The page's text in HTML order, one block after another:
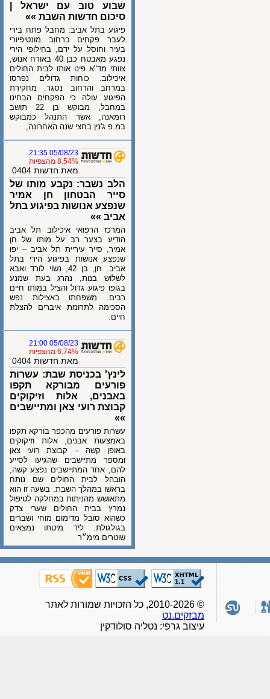
שבוע טוב עם ישראל |
סיכום חדשות השבת »»
פיגוע בתל אביב: מחבל פתח בירי
לעבר פקחים ברחוב מונטיפיורי
בעיר וחוסל על ידם, בחילופי הירי
נפגע מאבטח כבן 40 באורח אנוש,
צוותי מד"א פינו אותו לבית החולים
איכילוב. כוחות גדולים נפרסו
במרחב והרחוב נסגר. מחקירת
הפיגוע עולה כי הפקחים הבחינו
במחבל, מבוקש בן 22 תושב
רומאנה, אשר התנהל כמבוקש
במ.פ ג'נין בחצי שנה האחרונה,
05/08/23 21:35
8.54% מהצפיות
מאת חדשות 0404
הלב נשבר: נקבע מותו של
סייר הבטחון חן אמיר
שנפצע אנושות בפיגוע בתל
אביב »»
המרכז הרפואי איכילוב תל אביב
הודיע בצער רב על מותו של חן
אמיר, סייר עיריית תל אביב – יפו
שנפצע אנושות בפיגוע הירי בתל
אביב. חן, בן 42, נשוי לורד ואבא
לשלוש בנות, נהרג בעת שמנע
בגופו פיגוע גדול והציל במותו חיים
רבים. משפחתו באצילות נפש
הסכימה לתרומת איברים להצלת
חיים.
05/08/23 21:00
6.74% מהצפיות
מאת חדשות 0404
לינץ' בכניסת שבת: עשרות
פורעים מבורקא תקפו
באבנים, אלות וזיקוקים
קבוצת רועי צאן ומתיישבים
עשרות פורעים מהכפר בורקא תקפו
באמצעות אבנים, אלות וזיקוקים
באופן קשה – קבוצת רועי צאן
ומספר מתיישבים שהגיעו לסייע
להם, אחד המתיישבים נפצע קשה,
הובהל לבית החולים שם נותח
בראשו במהלך השבת. בשעה זו הוא
מתאושש מהניתוח במחלקה לטיפול
נמרץ בבית החולים שערי צדק
כשהוא סובל מדימום מוחי ושברים
בגולגולת. ליד מיטתו נמצאים
שוטרים מימ״ר
מבזקים.נט
עיצוב גרפי: נטליה סולודקין